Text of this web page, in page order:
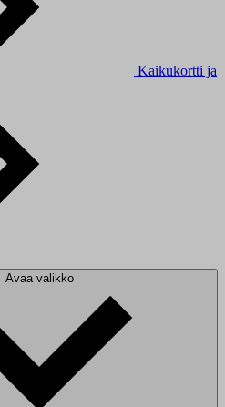
Kaikukortti ja
Avaa valikko